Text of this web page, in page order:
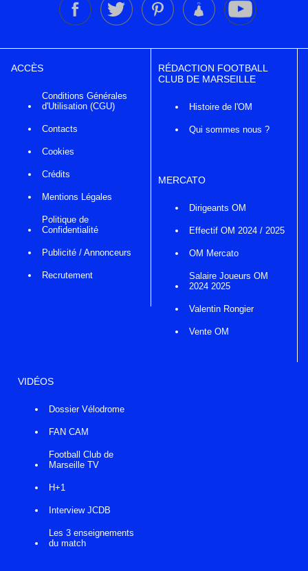
ACCÈS
Conditions Générales
d'Utilisation (CGU)
Contacts
Cookies
Crédits
Mentions Légales
Politique de
Confidentialité
Publicité / Annonceurs
Recrutement
RÉDACTION FOOTBALL
CLUB DE MARSEILLE
Histoire de l'OM
Qui sommes nous ?
MERCATO
Dirigeants OM
Effectif OM 2024 / 2025
OM Mercato
Salaire Joueurs OM
2024 2025
Valentin Rongier
Vente OM
VIDÉOS
Dossier Vélodrome
FAN CAM
Football Club de
Marseille TV
H+1
Interview JCDB
Les 3 enseignements
du match